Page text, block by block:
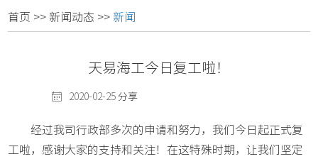
首页 >>新闻动态 >>新闻
天易海工今日复工啦！
2020-02-25分享
经过我司行政部多次的申请和努力，我们今日起正式复
工啦，感谢大家的支持和关注！在这特殊时期，让我们坚定